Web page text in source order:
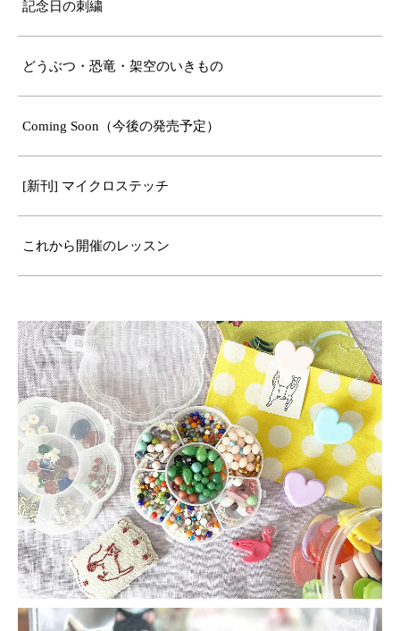
記念日の刺繍
どうぶつ・恐竜・架空のいきもの
Coming Soon（今後の発売予定）
[新刊] マイクロステッチ
これから開催のレッスン